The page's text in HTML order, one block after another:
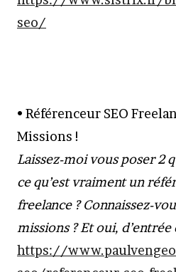
seo/
• Référenceur SEO
Missions !
Laissez-moi vous poser 2
ce qu’est vraiment un
freelance ? Connaissez-
missions ? Et oui,
https://